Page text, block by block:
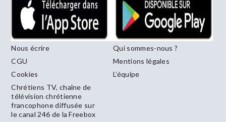
Nous écrire
Qui sommes-nous ?
CGU
Mentions légales
Cookies
L’équipe
Chrétiens TV, chaîne de
télévision chrétienne
francophone diffusée sur
le canal 246 de la Freebox